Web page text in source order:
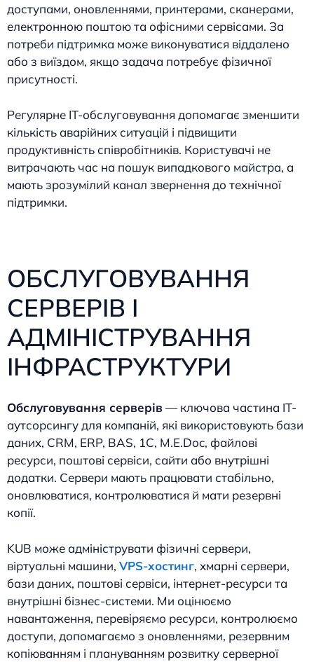
доступами, оновленнями, принтерами, сканерами,
електронною поштою та офісними сервісами. За
потреби підтримка може виконуватися віддалено
або з виїздом, якщо задача потребує фізичної
присутності.
Регулярне IT-обслуговування допомагає зменшити
кількість аварійних ситуацій і підвищити
продуктивність співробітників. Користувачі не
витрачають час на пошук випадкового майстра, а
мають зрозумілий канал звернення до технічної
підтримки.
ОБСЛУГОВУВАННЯ
СЕРВЕРІВ І
АДМІНІСТРУВАННЯ
ІНФРАСТРУКТУРИ
Обслуговування серверів— ключова частина IT-
аутсорсингу для компаній, які використовують бази
даних, CRM, ERP, BAS, 1C, M.E.Doc, файлові
ресурси, поштові сервіси, сайти або внутрішні
додатки. Сервери мають працювати стабільно,
оновлюватися, контролюватися й мати резервні
копії.
KUB може адмініструвати фізичні сервери,
віртуальні машини, VPS-хостинг, хмарні сервери,
бази даних, поштові сервіси, інтернет-ресурси та
внутрішні бізнес-системи. Ми оцінюємо
навантаження, перевіряємо ресурси, контролюємо
доступи, допомагаємо з оновленнями, резервним
копіюванням і плануванням розвитку серверної